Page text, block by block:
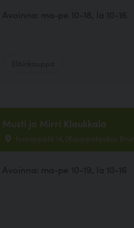
Avoinna: ma-pe 10-18, la 10-16.
Musti ja Mirri Klaukkala
Isoseppälä 14, (Kauppakeskus
Avoinna: ma-pe 10-19, la 10-16